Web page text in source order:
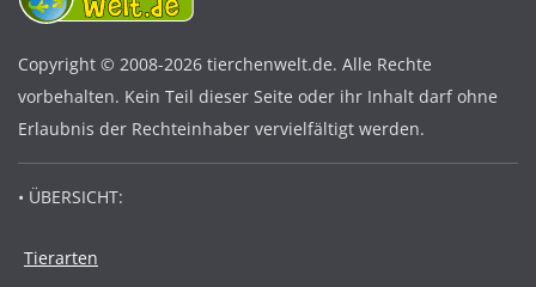
Copyright © 2008-2026 tierchenwelt.de. Alle Rechte
vorbehalten. Kein Teil dieser Seite oder ihr Inhalt darf ohne
Erlaubnis der Rechteinhaber vervielfältigt werden.
• ÜBERSICHT:
Tierarten